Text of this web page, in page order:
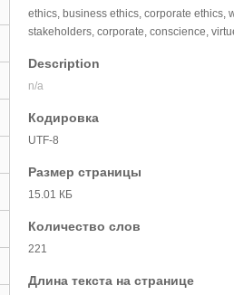
ethics, business ethics, corporate ethics,
stakeholders, corporate, conscience,
Description
n/a
Кодировка
UTF-8
Размер страницы
15.01 КБ
Количество слов
221
Длина текста на странице